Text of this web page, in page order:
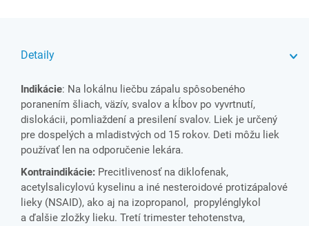
Detaily
Indikácie: Na lokálnu liečbu zápalu spôsobeného
poranením šliach, väzív, svalov a kĺbov po vyvrtnutí,
dislokácii, pomliaždení a presilení svalov. Liek je určený
pre dospelých a mladistvých od 15 rokov. Deti môžu liek
používať len na odporučenie lekára.
Kontraindikácie: Precitlivenosť na diklofenak,
acetylsalicylovú kyselinu a iné nesteroidové protizápalové
lieky (NSAID), ako aj na izopropanol, propylénglykol
a ďalšie zložky lieku. Tretí trimester tehotenstva,